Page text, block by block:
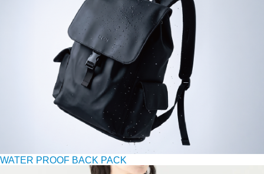
WATER PROOF BACK PACK